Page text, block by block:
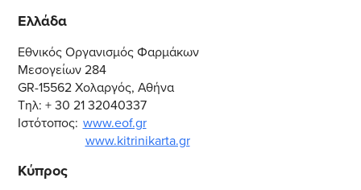
Ελλάδα
Εθνικός Οργανισμός Φαρμάκων
Μεσογείων 284
GR-15562 Χολαργός, Αθήνα
Τηλ: + 30 21 32040337
Ιστότοπος: www.eof.gr
www.kitrinikarta.gr
Κύπρος